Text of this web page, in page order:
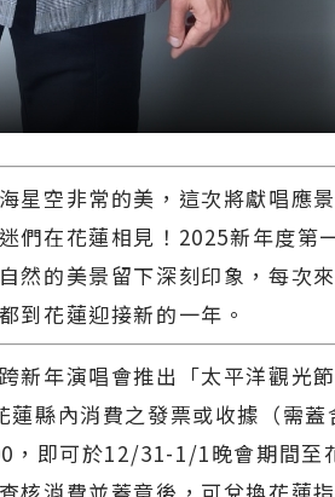
星空非常的美，這次將獻唱應
們在花蓮相見！2025新年度第
然的美景留下深刻印象，每次
到花蓮迎接新的一年。
新年演唱會推出「太平洋觀光
縣內消費之發票或收據（需蓋
，即可於12/31-1/1晚會期間至